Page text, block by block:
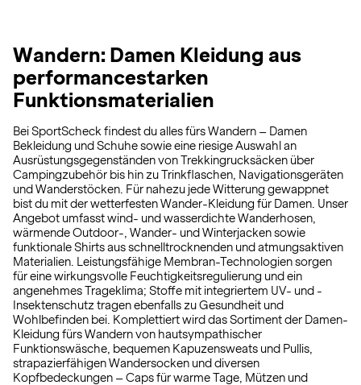
Wandern: Damen Kleidung aus
performancestarken
Funktionsmaterialien
Bei SportScheck findest du alles fürs Wandern – Damen
Bekleidung und Schuhe sowie eine riesige Auswahl an
Ausrüstungsgegenständen von Trekkingrucksäcken über
Campingzubehör bis hin zu Trinkflaschen, Navigationsgeräten
und Wanderstöcken. Für nahezu jede Witterung gewappnet
bist du mit der wetterfesten Wander-Kleidung für Damen. Unser
Angebot umfasst wind- und wasserdichte Wanderhosen,
wärmende Outdoor-, Wander- und Winterjacken sowie
funktionale Shirts aus schnelltrocknenden und atmungsaktiven
Materialien. Leistungsfähige Membran-Technologien sorgen
für eine wirkungsvolle Feuchtigkeitsregulierung und ein
angenehmes Trageklima; Stoffe mit integriertem UV- und -
Insektenschutz tragen ebenfalls zu Gesundheit und
Wohlbefinden bei. Komplettiert wird das Sortiment der Damen-
Kleidung fürs Wandern von hautsympathischer
Funktionswäsche, bequemen Kapuzensweats und Pullis,
strapazierfähigen Wandersocken und diversen
Kopfbedeckungen – Caps für warme Tage, Mützen und